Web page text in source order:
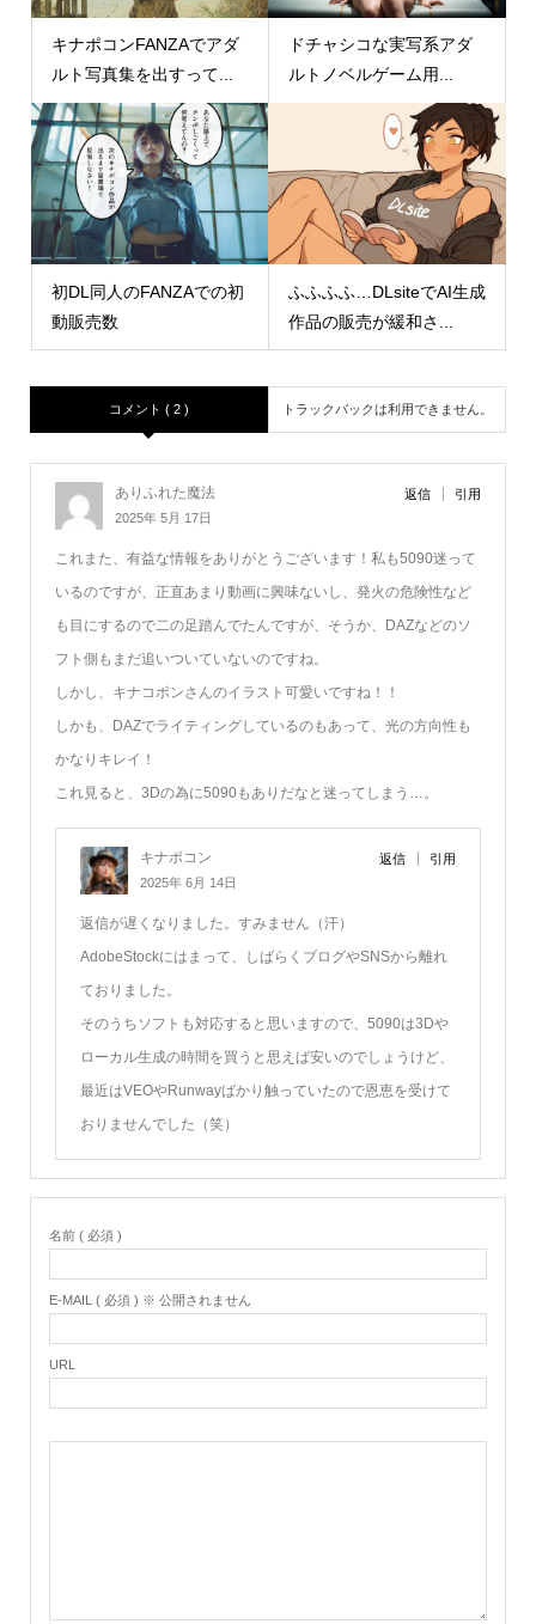
キナポコンFANZAでアダ
ルト写真集を出すって...
ドチャシコな実写系アダ
ルトノベルゲーム用...
初DL同人のFANZAでの初
動販売数
ふふふふ…DLsiteでAI生成
作品の販売が緩和さ...
コメント ( 2 ) トラックバックは利用できません。
ありふれた魔法
2025年 5月 17日
返信 引用
これまた、有益な情報をありがとうございます！私も5090迷って
いるのですが、正直あまり動画に興味ないし、発火の危険性など
も目にするので二の足踏んでたんですが、そうか、DAZなどのソ
フト側もまだ追いついていないのですね。
しかし、キナコポンさんのイラスト可愛いですね！！
しかも、DAZでライティングしているのもあって、光の方向性も
かなりキレイ！
これ見ると、3Dの為に5090もありだなと迷ってしまう…。
キナポコン
2025年 6月 14日
返信 引用
返信が遅くなりました。すみません（汗）
AdobeStockにはまって、しばらくブログやSNSから離れ
ておりました。
そのうちソフトも対応すると思いますので、5090は3Dや
ローカル生成の時間を買うと思えば安いのでしょうけど、
最近はVEOやRunwayばかり触っていたので恩恵を受けて
おりませんでした（笑）
名前 ( 必須 )
E-MAIL ( 必須 ) ※ 公開されません
URL